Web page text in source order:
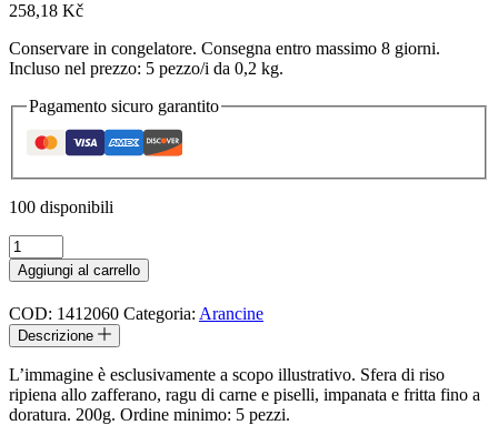
258,18 Kč
Conservare in congelatore. Consegna entro massimo 8 giorni.
Incluso nel prezzo: 5 pezzo/i da 0,2 kg.
Pagamento sicuro garantito
100 disponibili
Arancina
Siciliana
al
Ragu'.
0,2
kg.
Aggiungi al carrello
COD: 1412060 Categoria: Arancine
Descrizione
L’immagine è esclusivamente a scopo illustrativo. Sfera di riso
ripiena allo zafferano, ragu di carne e piselli, impanata e fritta fino a
doratura. 200g. Ordine minimo: 5 pezzi.